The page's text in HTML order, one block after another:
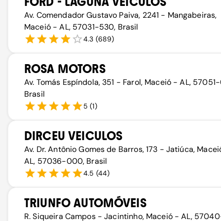
Av. Comendador Gustavo Paiva, 2241 - Mangabeiras,
Maceió - AL, 57031-530, Brasil
4.3 (689)
ROSA MOTORS
Av. Tomás Espíndola, 351 - Farol, Maceió - AL,
Brasil
5 (1)
DIRCEU VEICULOS
Av. Dr. Antônio Gomes de Barros, 173 - Jatiúca,
AL, 57036-000, Brasil
4.5 (44)
TRIUNFO AUTOMÓVEIS
R. Siqueira Campos - Jacintinho, Maceió - AL,